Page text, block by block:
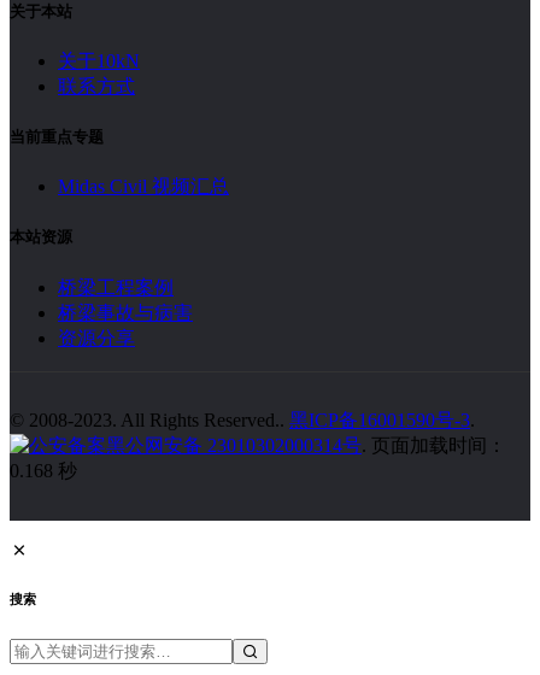
关于本站
关于10kN
联系方式
当前重点专题
Midas Civil 视频汇总
本站资源
桥梁工程案例
桥梁事故与病害
资源分享
© 2008-2023. All Rights Reserved.. 黑ICP备16001590号-3.
黑公网安备 23010302000314号. 页面加载时间：
0.168 秒
搜索